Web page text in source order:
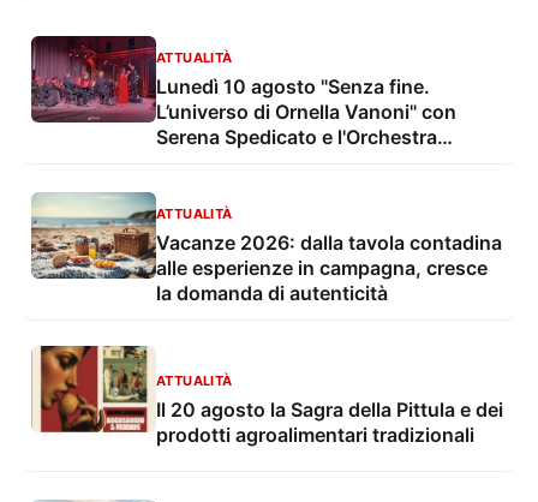
ATTUALITÀ
Lunedì 10 agosto "Senza fine.
L’universo di Ornella Vanoni" con
Serena Spedicato e l'Orchestra
ATTUALITÀ
Vacanze 2026: dalla tavola contadina
alle esperienze in campagna, cresce
la domanda di autenticità
ATTUALITÀ
Il 20 agosto la Sagra della Pittula e dei
prodotti agroalimentari tradizionali